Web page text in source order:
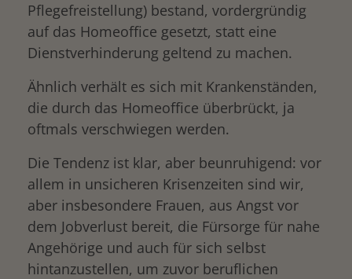
Pflegefreistellung) bestand, vordergründig
auf das Homeoffice gesetzt, statt eine
Dienstverhinderung geltend zu machen.
Ähnlich verhält es sich mit Krankenständen,
die durch das Homeoffice überbrückt, ja
oftmals verschwiegen werden.
Die Tendenz ist klar, aber beunruhigend: vor
allem in unsicheren Krisenzeiten sind wir,
aber insbesondere Frauen, aus Angst vor
dem Jobverlust bereit, die Fürsorge für nahe
Angehörige und auch für sich selbst
hintanzustellen, um zuvor beruflichen